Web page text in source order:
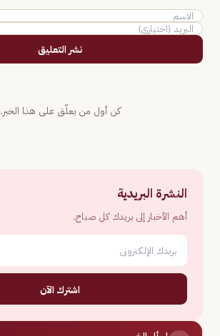
نشر التعليق
كن أول من يعلّق على هذا الخبر.
النشرة البريدية
أهم الأخبار إلى بريدك كل صباح.
اشترك الآن